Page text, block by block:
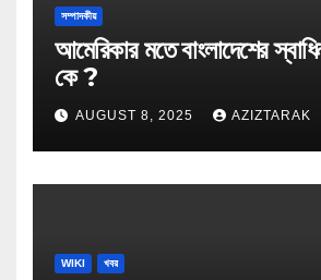
সম্পাদকীয়
আমেরিকার মতে বাংলাদেশের স্বাধিনতার ঘোষক
কে ?
AUGUST 8, 2025 AZIZTARAK
WIKI খবর